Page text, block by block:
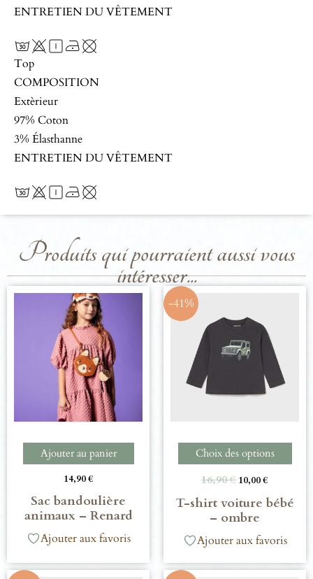
ENTRETIEN DU VÊTEMENT
Top
COMPOSITION
Extèrieur
97% Coton
3% Élasthanne
ENTRETIEN DU VÊTEMENT
Produits qui pourraient aussi vous
intéresser...
Ajouter au panier
14,90€
Sac bandoulière
animaux – Renard
Ajouter aux favoris
-41%
Choix des options
16,90€ 10,00€
T-shirt voiture bébé
– ombre
Ajouter aux favoris